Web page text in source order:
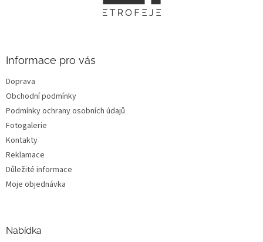
Informace pro vás
Doprava
Obchodní podmínky
Podmínky ochrany osobních údajů
Fotogalerie
Kontakty
Reklamace
Důležité informace
Moje objednávka
Nabídka